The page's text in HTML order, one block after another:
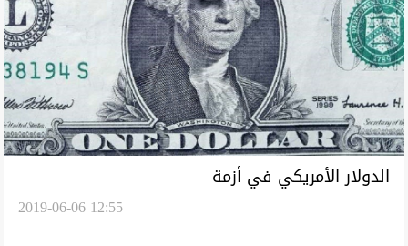
الدولار الأمريكي في أزمة
2019-06-06 12:55